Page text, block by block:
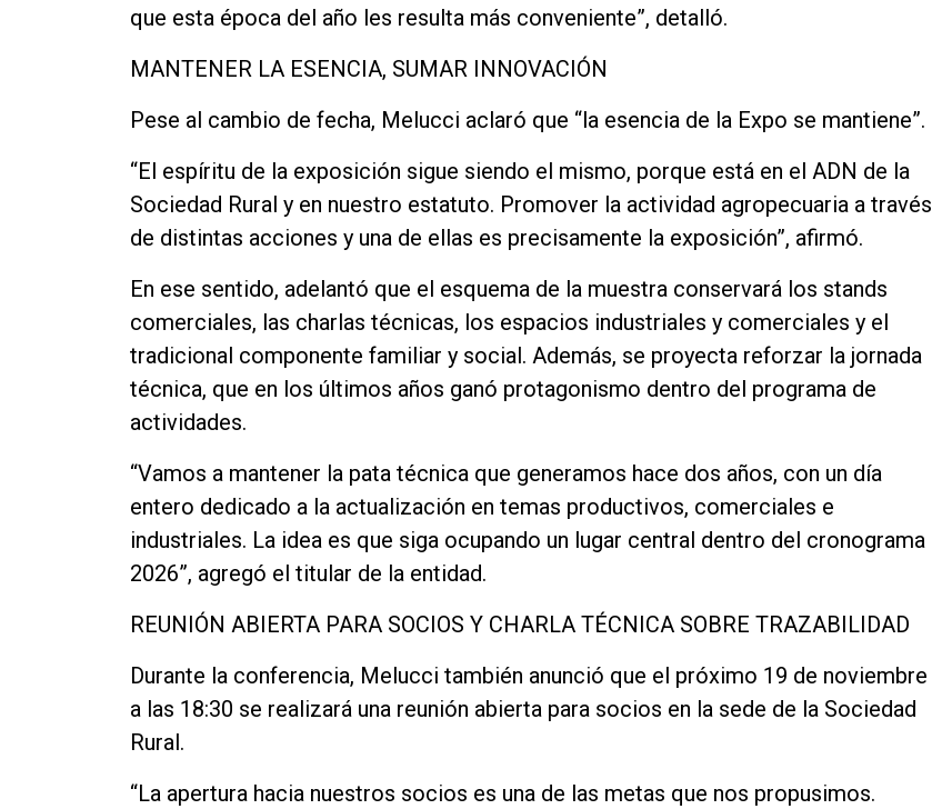
que esta época del año les resulta más conveniente”, detalló.
MANTENER LA ESENCIA, SUMAR INNOVACIÓN
Pese al cambio de fecha, Melucci aclaró que “la esencia de la Expo se mantiene”.
“El espíritu de la exposición sigue siendo el mismo, porque está en el ADN de la
Sociedad Rural y en nuestro estatuto. Promover la actividad agropecuaria a través
de distintas acciones y una de ellas es precisamente la exposición”, afirmó.
En ese sentido, adelantó que el esquema de la muestra conservará los stands
comerciales, las charlas técnicas, los espacios industriales y comerciales y el
tradicional componente familiar y social. Además, se proyecta reforzar la jornada
técnica, que en los últimos años ganó protagonismo dentro del programa de
actividades.
“Vamos a mantener la pata técnica que generamos hace dos años, con un día
entero dedicado a la actualización en temas productivos, comerciales e
industriales. La idea es que siga ocupando un lugar central dentro del cronograma
2026”, agregó el titular de la entidad.
REUNIÓN ABIERTA PARA SOCIOS Y CHARLA TÉCNICA SOBRE TRAZABILIDAD
Durante la conferencia, Melucci también anunció que el próximo 19 de noviembre
a las 18:30 se realizará una reunión abierta para socios en la sede de la Sociedad
Rural.
“La apertura hacia nuestros socios es una de las metas que nos propusimos.